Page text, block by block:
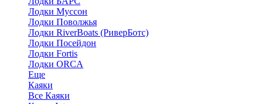
Лодки Муссон
Лодки Поволжья
Лодки RiverBoats (РиверБотс)
Лодки Посейдон
Лодки Fortis
Лодки ORCA
Еще
Каяки
Все Каяки